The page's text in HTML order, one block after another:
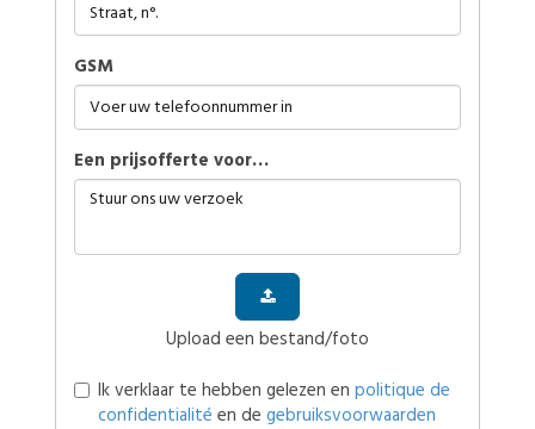
GSM
Een prijsofferte voor…
Upload een bestand/foto
Ik verklaar te hebben gelezen en politique de
confidentialité en de gebruiksvoorwaarden